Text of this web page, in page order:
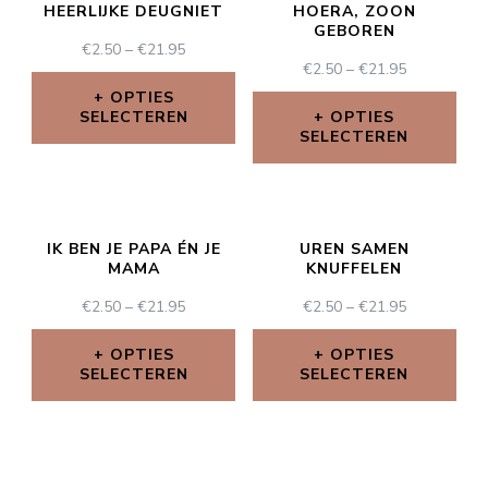
HEERLIJKE DEUGNIET
€2.50 –€21.95
OPTIES
SELECTEREN
HOERA, ZOON
GEBOREN
€2.50– €21.95
OPTIES
SELECTEREN
IK BEN JE PAPA ÉN JE
MAMA
€2.50 –€21.95
OPTIES
SELECTEREN
UREN SAMEN
KNUFFELEN
€2.50– €21.95
OPTIES
SELECTEREN